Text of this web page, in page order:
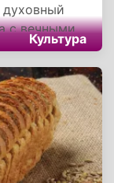
с вечными
и
те
их
Культура